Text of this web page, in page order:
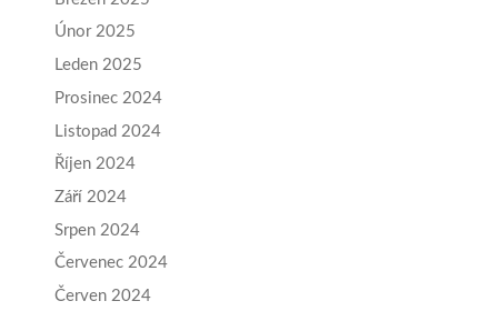
Únor 2025
Leden 2025
Prosinec 2024
Listopad 2024
Říjen 2024
Září 2024
Srpen 2024
Červenec 2024
Červen 2024